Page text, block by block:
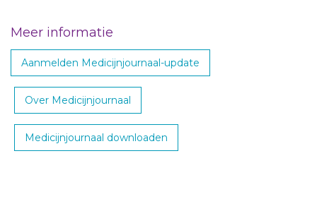
Meer informatie
Aanmelden Medicijnjournaal-update
Over Medicijnjournaal
Medicijnjournaal downloaden